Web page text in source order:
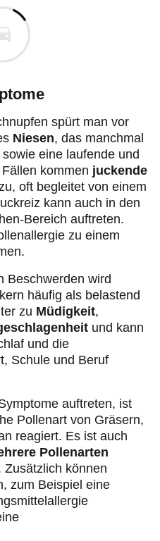
spürt man vor
Niesen, das manchmal
eine laufende und
kommen juckende
oft begleitet von einem
kann auch in den
Bereich auftreten.
zu einem
Beschwerden wird
häufig als belastend
zu Müdigkeit,
und kann
und die
Schule und Beruf
auftreten, ist
Pollenart von Gräsern,
reagiert. Es ist auch
Pollenarten
Zusätzlich können
zum Beispiel eine